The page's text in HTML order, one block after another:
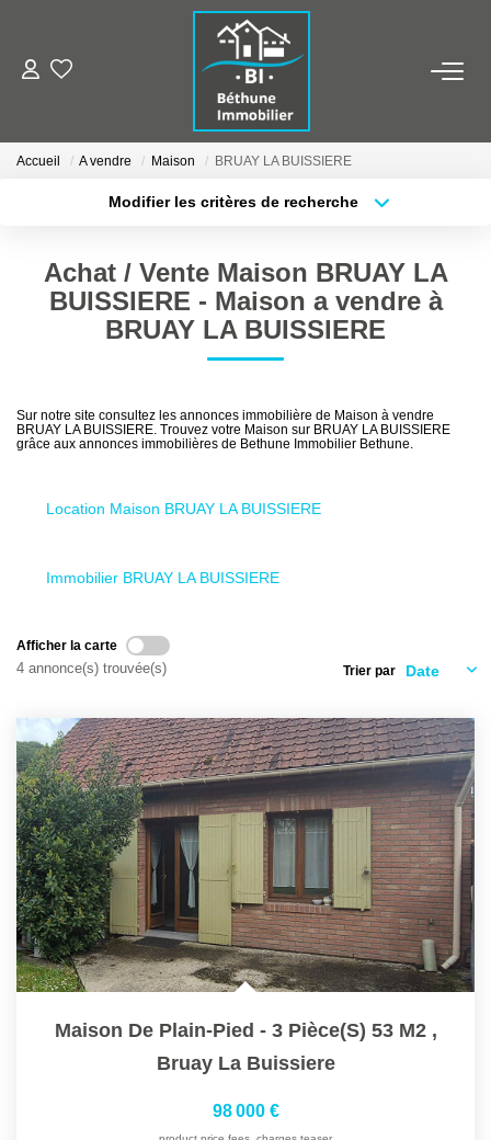
ALERTE MAILS
Qui Sommes Nous
Nos Contacts
Nos Actualités
NOS BIENS
Locations
Gestion Locative
Copropriétés
Contact Collaborateurs
CONTACT
ACCES COPRO
Accueil A vendre Maison BRUAY LA BUISSIERE
Modifier les critères de recherche
Type de bien
Budget max Plus de critères
Achat / Vente Maison BRUAY LA
BUISSIERE - Maison a vendre à
BRUAY LA BUISSIERE
Sur notre site consultez les annonces immobilière de Maison à vendre
BRUAY LA BUISSIERE. Trouvez votre Maison sur BRUAY LA BUISSIERE
grâce aux annonces immobilières de Bethune Immobilier Bethune.
Location Maison BRUAY LA BUISSIERE
Immobilier BRUAY LA BUISSIERE
Afficher la carte
4 annonce(s) trouvée(s) Trier par
Maison De Plain-Pied - 3 Pièce(s) 53 M2 ,
Bruay La Buissiere
98 000 €